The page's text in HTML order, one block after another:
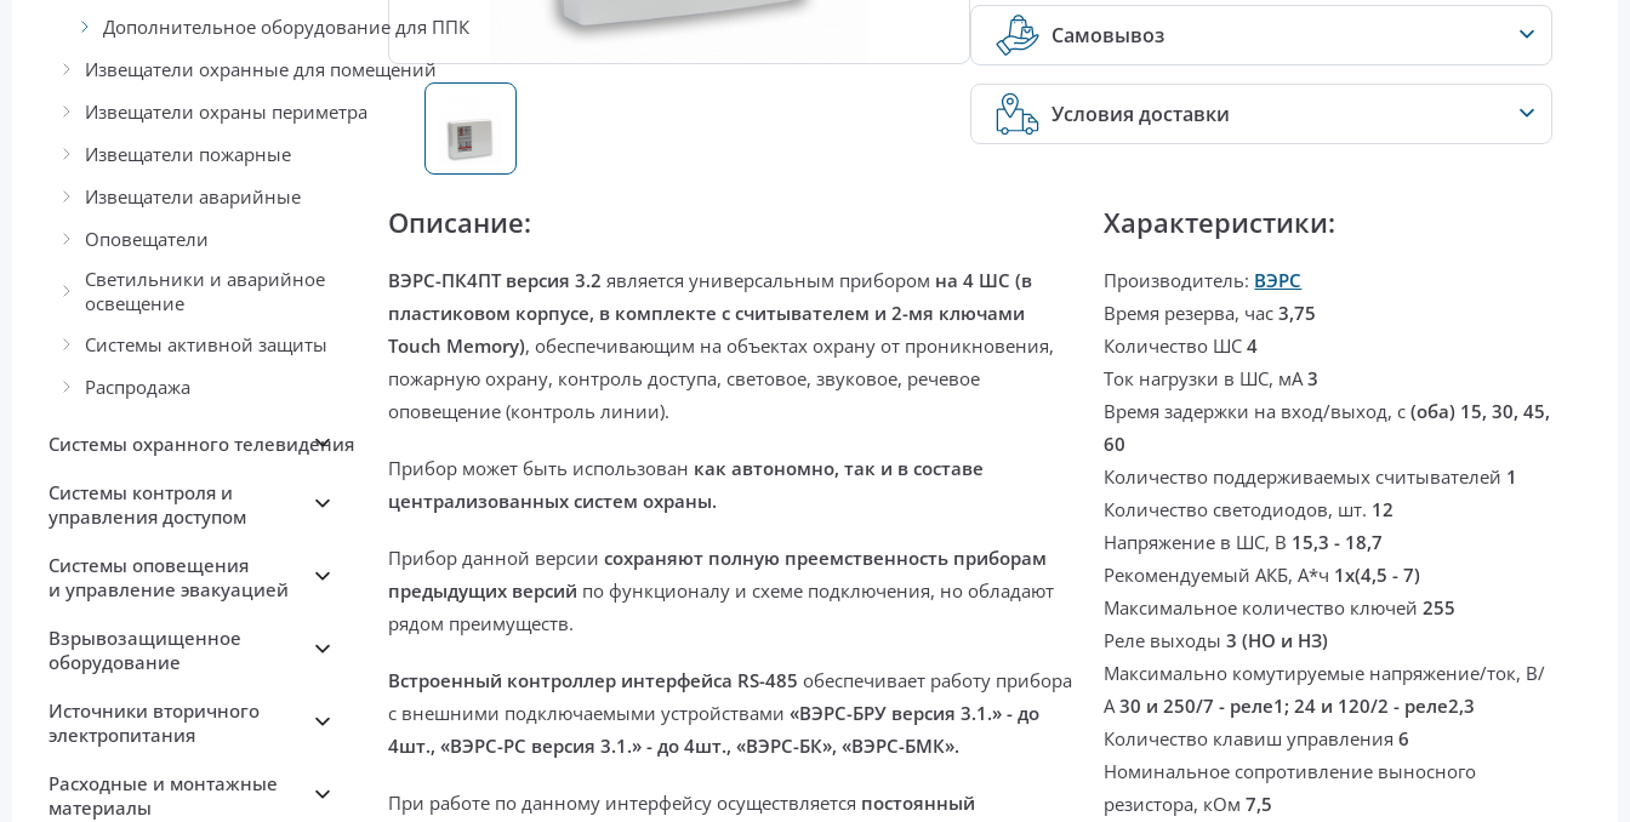
Самовывоз
Условия доставки
Характеристики:
Производитель: ВЭРС
Время резерва, час3,75
Количество ШС4
Ток нагрузки в ШС, мА3
Время задержки на вход/выход, с(оба) 15, 30, 45,
60
Количество поддерживаемых считывателей 1
Количество светодиодов, шт. 12
Напряжение в ШС, В 15,3 - 18,7
Рекомендуемый АКБ, А*ч 1х(4,5 - 7)
Максимальное количество ключей255
Реле выходы3 (НО и НЗ)
Максимально комутируемые напряжение/ток, В/
А30 и 250/7 - реле1; 24 и 120/2 - реле2,3
Количество клавиш управления6
Номинальное сопротивление выносного
резистора, кОм7,5
Описание:
ВЭРС-ПК4ПТ версия 3.2 является универсальным прибором на 4 ШС (в
пластиковом корпусе, в комплекте с считывателем и 2-мя ключами
Touch Memory), обеспечивающим на объектах охрану от проникновения,
пожарную охрану, контроль доступа, световое, звуковое, речевое
оповещение (контроль линии).
Прибор может быть использован как автономно, так и в составе
централизованных систем охраны.
Прибор данной версии сохраняют полную преемственность приборам
предыдущих версий по функционалу и схеме подключения, но обладают
рядом преимуществ.
Встроенный контроллер интерфейса RS-485 обеспечивает работу прибора
с внешними подключаемыми устройствами «ВЭРС-БРУ версия 3.1.» - до
4шт., «ВЭРС-РС версия 3.1.» - до 4шт., «ВЭРС-БК», «ВЭРС-БMК».
При работе по данному интерфейсу осуществляется постоянный
Дополнительное оборудование для ППК
Извещатели охранные для помещений
Извещатели охраны периметра
Извещатели пожарные
Извещатели аварийные
Оповещатели
Светильники и аварийное
освещение
Системы активной защиты
Распродажа
Системы охранного телевидения
Системы контроля и
управления доступом
Системы оповещения
и управление эвакуацией
Взрывозащищенное
оборудование
Источники вторичного
электропитания
Расходные и монтажные
материалы